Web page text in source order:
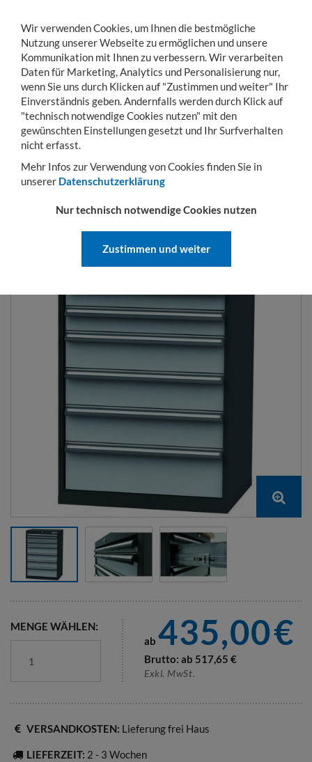
Toggle
navigation
MENÜ KONTO WARENKORB
Sie sind hier: Betriebseinrichtung Arbeitsplatzsysteme CompactLine
SCHUBLADENSCHRÄNKE BREITE
MENGE WÄHLEN:
ab 435,00€
Brutto: ab 517,65 €
Exkl. MwSt.
VERSANDKOSTEN: Lieferung frei Haus
LIEFERZEIT: 2 - 3 Wochen
Wir verwenden Cookies, um Ihnen die bestmögliche
Nutzung unserer Webseite zu ermöglichen und unsere
Kommunikation mit Ihnen zu verbessern. Wir verarbeiten
Daten für Marketing, Analytics und Personalisierung nur,
wenn Sie uns durch Klicken auf "Zustimmen und weiter" Ihr
Einverständnis geben. Andernfalls werden durch Klick auf
"technisch notwendige Cookies nutzen" mit den
gewünschten Einstellungen gesetzt und Ihr Surfverhalten
nicht erfasst.
Mehr Infos zur Verwendung von Cookies finden Sie in
unserer Datenschutzerklärung
Nur technisch notwendige Cookies nutzen
Zustimmen und weiter